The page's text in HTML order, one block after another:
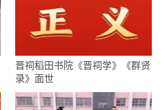
晋祠稻田书院《晋祠学》《群贤
录》面世